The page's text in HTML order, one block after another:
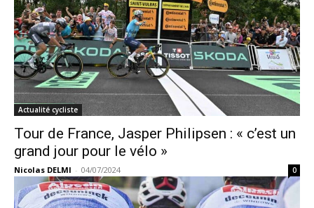
Actualité cycliste
Tour de France, Jasper Philipsen : « c’est un
grand jour pour le vélo »
Nicolas DELMI - 04/07/2024 0